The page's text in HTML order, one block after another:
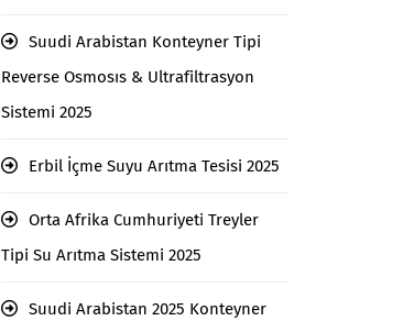
Suudi Arabistan Konteyner Tipi
Reverse Osmosıs & Ultrafiltrasyon
Sistemi 2025
Erbil İçme Suyu Arıtma Tesisi 2025
Orta Afrika Cumhuriyeti Treyler
Tipi Su Arıtma Sistemi 2025
Suudi Arabistan 2025 Konteyner